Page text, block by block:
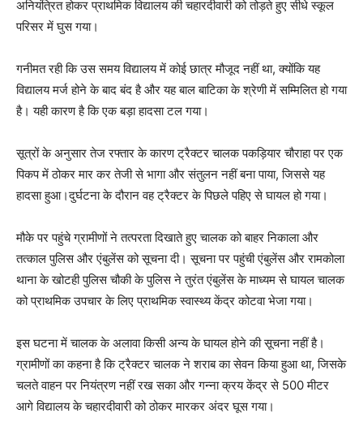
अनियंत्रित होकर प्राथमिक विद्यालय की चहारदीवारी को तोड़ते हुए सीधे स्कूल
परिसर में घुस गया।
गनीमत रही कि उस समय विद्यालय में कोई छात्र मौजूद नहीं था, क्योंकि यह
विद्यालय मर्ज होने के बाद बंद है और यह बाल बाटिका के श्रेणी में सम्मिलित हो गया
है। यही कारण है कि एक बड़ा हादसा टल गया।
सूत्रों के अनुसार तेज रफ्तार के कारण ट्रैक्टर चालक पकड़ियार चौराहा पर एक
पिकप में ठोकर मार कर तेजी से भागा और संतुलन नहीं बना पाया, जिससे यह
हादसा हुआ।दुर्घटना के दौरान वह ट्रैक्टर के पिछले पहिए से घायल हो गया।
मौके पर पहुंचे ग्रामीणों ने तत्परता दिखाते हुए चालक को बाहर निकाला और
तत्काल पुलिस और एंबुलेंस को सूचना दी। सूचना पर पहुंची एंबुलेंस और रामकोला
थाना के खोटही पुलिस चौकी के पुलिस ने तुरंत एंबुलेंस के माध्यम से घायल चालक
को प्राथमिक उपचार के लिए प्राथमिक स्वास्थ्य केंद्र कोटवा भेजा गया।
इस घटना में चालक के अलावा किसी अन्य के घायल होने की सूचना नहीं है।
ग्रामीणों का कहना है कि ट्रैक्टर चालक ने शराब का सेवन किया हुआ था, जिसके
चलते वाहन पर नियंत्रण नहीं रख सका और गन्ना क्रय केंद्र से 500 मीटर
आगे विद्यालय के चहारदीवारी को ठोकर मारकर अंदर घूस गया।